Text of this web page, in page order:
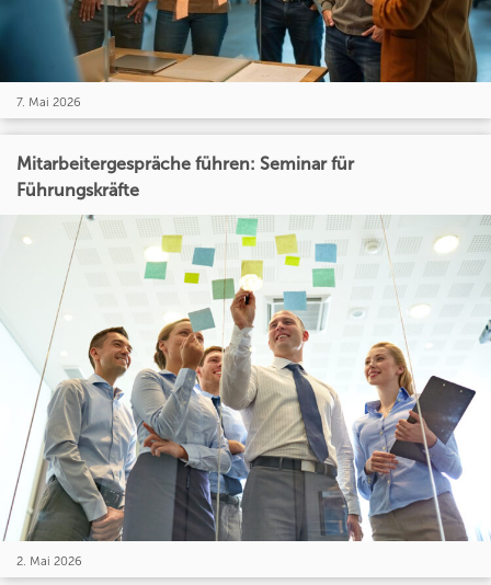
7. Mai 2026
Mitarbeitergespräche führen: Seminar für
Führungskräfte
2. Mai 2026